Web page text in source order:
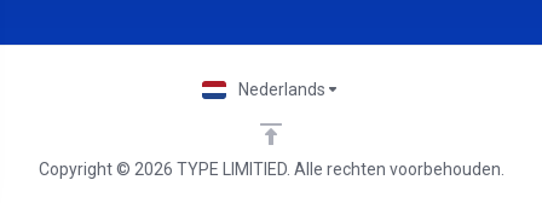
Copyright © 2026 TYPE LIMITIED. Alle rechten voorbehouden.
Nederlands